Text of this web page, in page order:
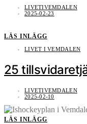
LIVETIVEMDALEN
2025-02-23
LÄS INLÄGG
LIVET I VEMDALEN
25
LIVETIVEMDALEN
2025-02-10
LÄS INLÄGG